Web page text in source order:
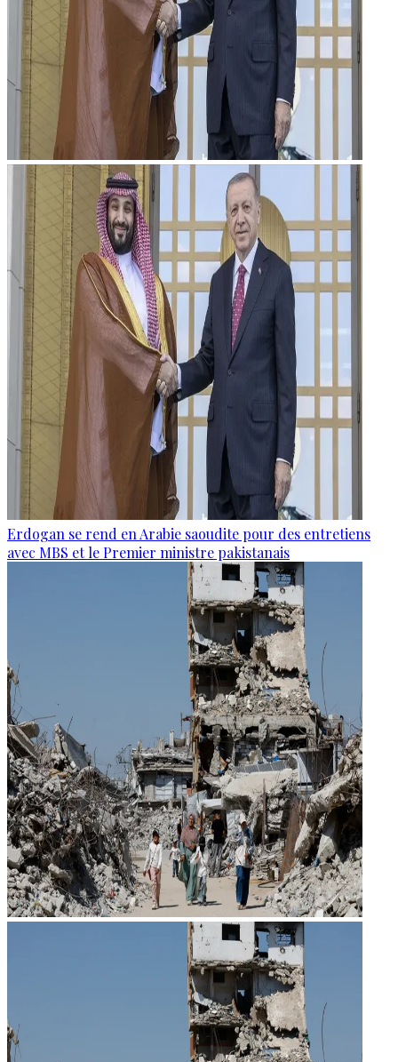
Erdogan se rend en Arabie saoudite pour des entretiens
avec MBS et le Premier ministre pakistanais